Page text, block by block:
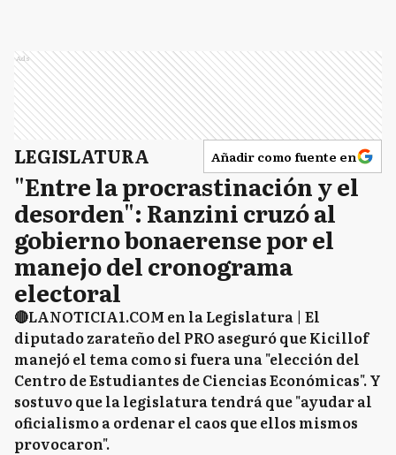
Ads
LEGISLATURA Añadir como fuente en
"Entre la procrastinación y el
desorden": Ranzini cruzó al
gobierno bonaerense por el
manejo del cronograma
electoral
🔴LANOTICIA1.COM en la Legislatura | El
diputado zarateño del PRO aseguró que Kicillof
manejó el tema como si fuera una "elección del
Centro de Estudiantes de Ciencias Económicas". Y
sostuvo que la legislatura tendrá que "ayudar al
oficialismo a ordenar el caos que ellos mismos
provocaron".